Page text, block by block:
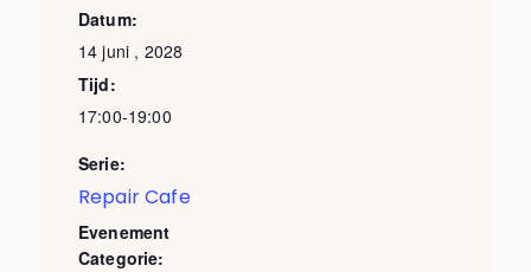
Datum:
14 juni , 2028
Tijd:
17:00-19:00
Serie:
Repair Cafe
Evenement
Categorie: